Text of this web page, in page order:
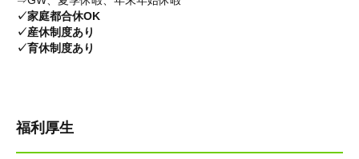
✓家庭都合休OK
✓産休制度あり
✓育休制度あり
福利厚生